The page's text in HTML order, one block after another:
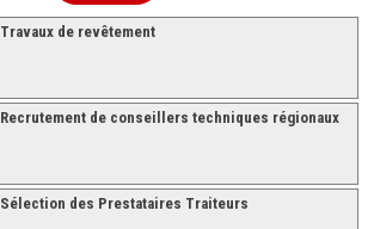
Travaux de revêtement
Recrutement de conseillers techniques régionaux
Sélection des Prestataires Traiteurs